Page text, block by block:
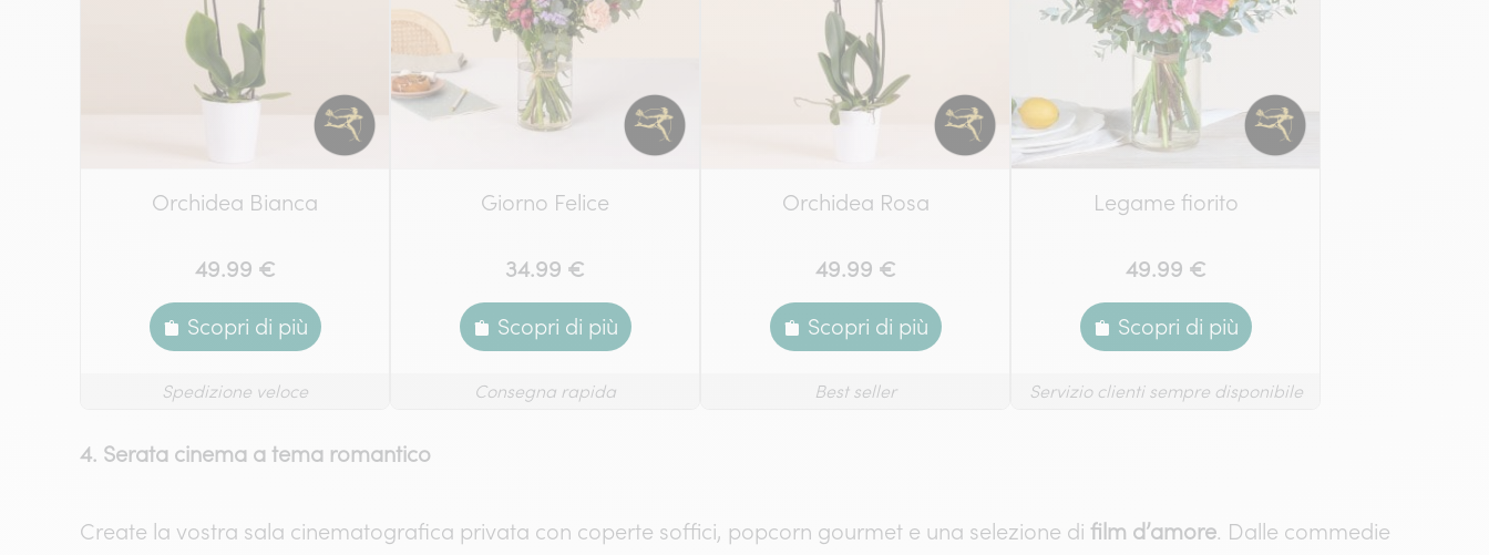
Orchidea Bianca
49.99 €
Scopri di più
Spedizione veloce
Giorno Felice
34.99 €
Scopri di più
Consegna rapida
Orchidea Rosa
49.99 €
Scopri di più
Best seller
Legame fiorito
49.99 €
Scopri di più
Servizio clienti sempre disponibile
4. Serata cinema a tema romantico
Create la vostra sala cinematografica privata con coperte soffici, popcorn gourmet e una selezione di film d’amore. Dalle commedie